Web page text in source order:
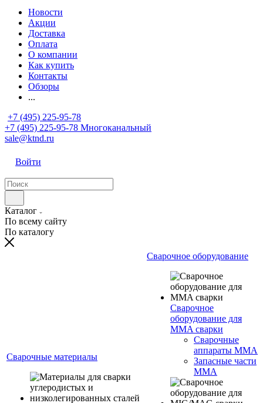
Новости
Акции
Доставка
Оплата
О компании
Как купить
Контакты
Обзоры
...
+7 (495) 225-95-78
+7 (495) 225-95-78 Многоканальный
sale@ktnd.ru
Войти
Каталог
По всему сайту
По каталогу
Сварочные материалы
Сварочное оборудование
Сварочное
оборудование для
MMA сварки
Сварочные
аппараты MMA
Запасные части
MMA